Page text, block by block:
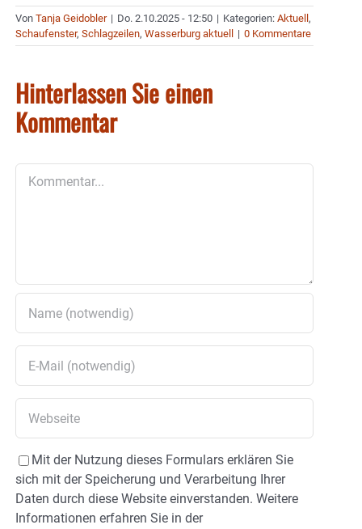
Von Tanja Geidobler | Do. 2.10.2025 - 12:50 | Kategorien: Aktuell ,
Schaufenster, Schlagzeilen, Wasserburg aktuell | 0 Kommentare
Hinterlassen Sie einen
Kommentar
Mit der Nutzung dieses Formulars erklären Sie
sich mit der Speicherung und Verarbeitung Ihrer
Daten durch diese Website einverstanden. Weitere
Informationen erfahren Sie in der